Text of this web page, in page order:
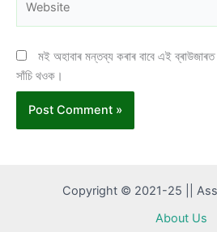
মই অহাবাৰ মন্তব্য কৰাৰ বাবে এই
সাঁচি থওক।
Copyright © 2021-25 ||
About Us